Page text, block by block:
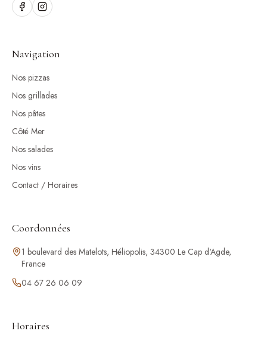
Navigation
Nos pizzas
Nos grillades
Nos pâtes
Côté Mer
Nos salades
Nos vins
Contact / Horaires
Coordonnées
1 boulevard des Matelots, Héliopolis, 34300 Le Cap d'Agde,
France
04 67 26 06 09
Horaires